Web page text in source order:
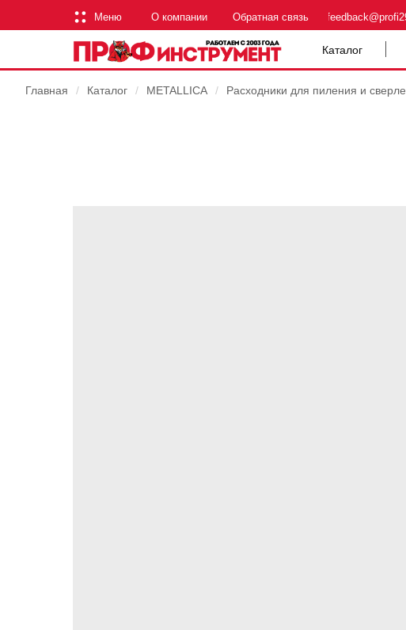
Меню Обратная связь
О компании
Каталог
Главная / Каталог / METALLICA / Расходники для пиления и